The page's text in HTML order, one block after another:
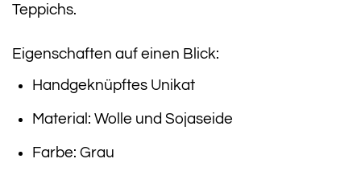
Teppichs.
Eigenschaften auf einen Blick:
Handgeknüpftes Unikat
Material: Wolle und Sojaseide
Farbe: Grau